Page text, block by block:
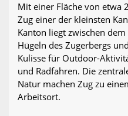
Mit einer Fläche von etwa
Zug einer der kleinsten
Kanton liegt zwischen
Hügeln des Zugerbergs
Kulisse für Outdoor-
und Radfahren. Die
Natur machen Zug zu
Arbeitsort.